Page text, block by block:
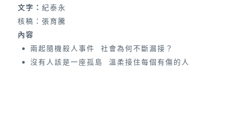
文字：紀泰永
核稿：張育騰
內容
兩起隨機殺人事件 社會為何不斷漏接？
沒有人該是一座孤島 溫柔接住每個有傷的人